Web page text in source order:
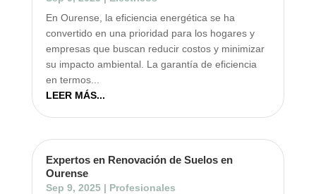
En Ourense, la eficiencia energética se ha
convertido en una prioridad para los hogares y
empresas que buscan reducir costos y minimizar
su impacto ambiental. La garantía de eficiencia
en termos...
LEER MÁS...
Expertos en Renovación de Suelos en
Ourense
Sep 9, 2025| Profesionales